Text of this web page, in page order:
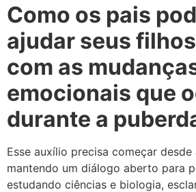
Como os pais
ajudar seus
com as
emocionais que
durante a
Esse auxílio precisa começar desde
mantendo um diálogo aberto para
estudando ciências e biologia,